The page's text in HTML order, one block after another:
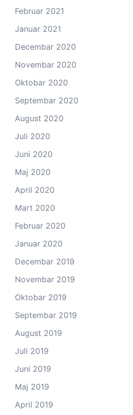
Februar 2021
Januar 2021
Decembar 2020
Novembar 2020
Oktobar 2020
Septembar 2020
August 2020
Juli 2020
Juni 2020
Maj 2020
April 2020
Mart 2020
Februar 2020
Januar 2020
Decembar 2019
Novembar 2019
Oktobar 2019
Septembar 2019
August 2019
Juli 2019
Juni 2019
Maj 2019
April 2019